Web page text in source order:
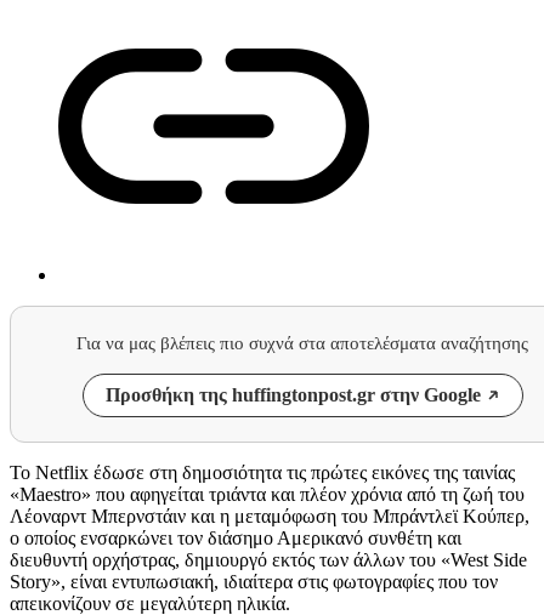
Για να μας βλέπεις πιο συχνά στα αποτελέσματα αναζήτησης
Προσθήκη της huffingtonpost.gr στην Google
Το Netflix έδωσε στη δημοσιότητα τις πρώτες εικόνες της ταινίας
«Maestro» που αφηγείται τριάντα και πλέον χρόνια από τη ζωή του
Λέοναρντ Μπερνστάιν και η μεταμόφωση του Μπράντλεϊ Κούπερ,
ο οποίος ενσαρκώνει τον διάσημο Αμερικανό συνθέτη και
διευθυντή ορχήστρας, δημιουργό εκτός των άλλων του «West Side
Story», είναι εντυπωσιακή, ιδιαίτερα στις φωτογραφίες που τον
απεικονίζουν σε μεγαλύτερη ηλικία.